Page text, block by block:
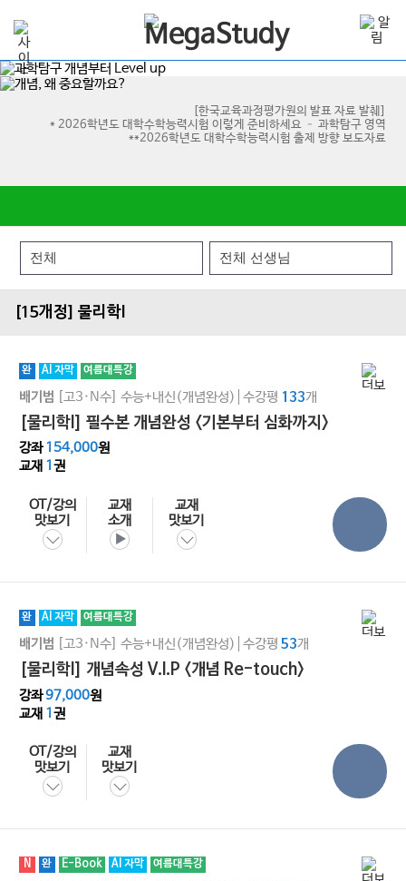
[한국교육과정평가원의 발표 자료 발췌]
* 2026학년도 대학수학능력시험 이렇게 준비하세요 – 과학탐구 영역
**2026학년도 대학수학능력시험 출제 방향 보도자료
[15개정] 물리학l
완 AI 자막 여름대특강
배기범 [고3·N수] 수능+내신(개념완성) 수강평 133개
[물리학I] 필수본 개념완성 <기본부터 심화까지>
강좌154,000원
교재 1권
OT/강의
맛보기
교재
소개
교재
맛보기
완 AI 자막 여름대특강
배기범 [고3·N수] 수능+내신(개념완성) 수강평 53개
[물리학l] 개념속성 V.I.P <개념 Re-touch>
강좌97,000원
교재 1 권
OT/강의
맛보기
교재
맛보기
N 완 E-Book AI 자막 여름대특강